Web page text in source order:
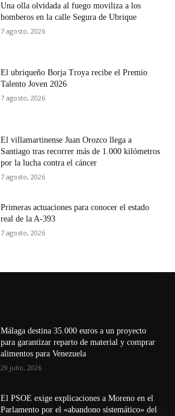
Una olla olvidada al fuego moviliza a los
bomberos en la calle Segura de Ubrique
7 agosto, 2026
El ubriqueño Borja Troya recibe el Premio
Talento Joven 2026
7 agosto, 2026
El villamartinense Juan Orozco llega a
Santiago tras recorrer más de 1.000 kilómetros
por la lucha contra el cáncer
7 agosto, 2026
Primeras actuaciones para conocer el estado
real de la A-393
7 agosto, 2026
Málaga destina 35.000 euros a un proyecto
para garantizar reparto de material y comprar
alimentos para Venezuela
29 julio, 2026
El PSOE exige explicaciones a Moreno en el
Parlamento por el «abandono sistemático» del